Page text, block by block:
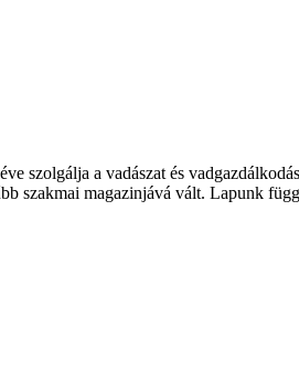
a vadászat és
szakmai magazinjává vált. Lapunk